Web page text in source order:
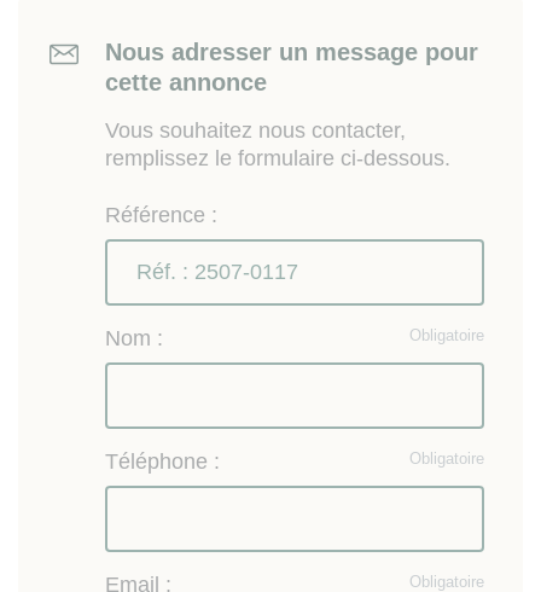
Nous adresser un message pour
cette annonce
Vous souhaitez nous contacter,
remplissez le formulaire ci-dessous.
Référence :
Obligatoire
Nom :
Obligatoire
Téléphone :
Obligatoire
Email :